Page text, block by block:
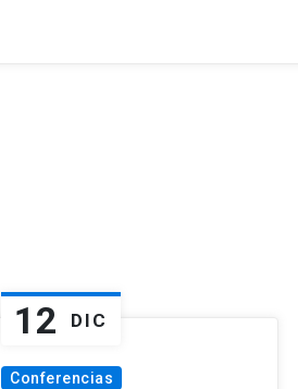
12 DIC
Conferencias